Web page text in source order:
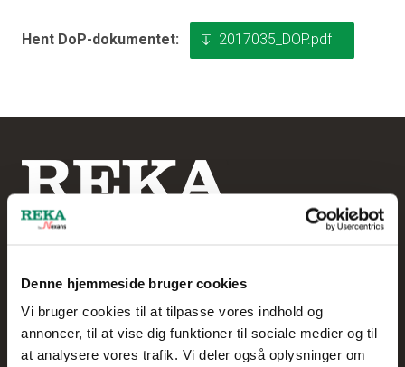
Denne hjemmeside bruger cookies
Vi bruger cookies til at tilpasse vores indhold og
annoncer, til at vise dig funktioner til sociale medier og til
at analysere vores trafik. Vi deler også oplysninger om
Hent DoP-dokumentet: 2017035_DOP.pdf
Reka Kabel A/S
+45 20 75 00 85